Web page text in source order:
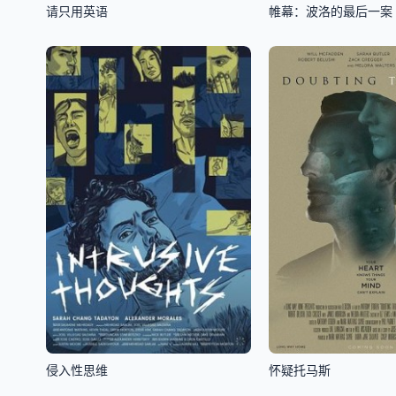
请只用英语 帷幕：波洛的最后一案
侵入性思维 怀疑托马斯